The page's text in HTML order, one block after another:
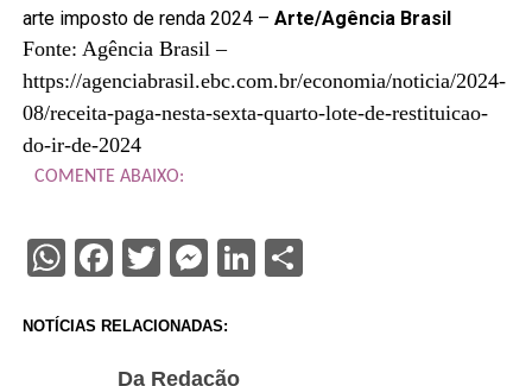
arte imposto de renda 2024 – Arte/Agência Brasil
Fonte: Agência Brasil –
https://agenciabrasil.ebc.com.br/economia/noticia/2024-
08/receita-paga-nesta-sexta-quarto-lote-de-restituicao-
do-ir-de-2024
COMENTE ABAIXO:
WhatsApp
Facebook
Twitter
Messenger
LinkedIn
Share
NOTÍCIAS RELACIONADAS:
Da Redação